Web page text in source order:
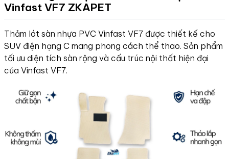
Vinfast VF7 ZKAPET
Thảm lót sàn nhựa PVC Vinfast VF7 được thiết kế cho
SUV điện hạng C mang phong cách thể thao. Sản phẩm
tối ưu diện tích sàn rộng và cấu trúc nội thất hiện đại
của Vinfast VF7.